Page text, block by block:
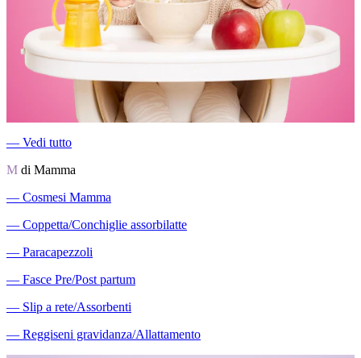
― Vedi tutto
M di Mamma
― Cosmesi Mamma
― Coppetta/Conchiglie assorbilatte
― Paracapezzoli
― Fasce Pre/Post partum
― Slip a rete/Assorbenti
― Reggiseni gravidanza/Allattamento